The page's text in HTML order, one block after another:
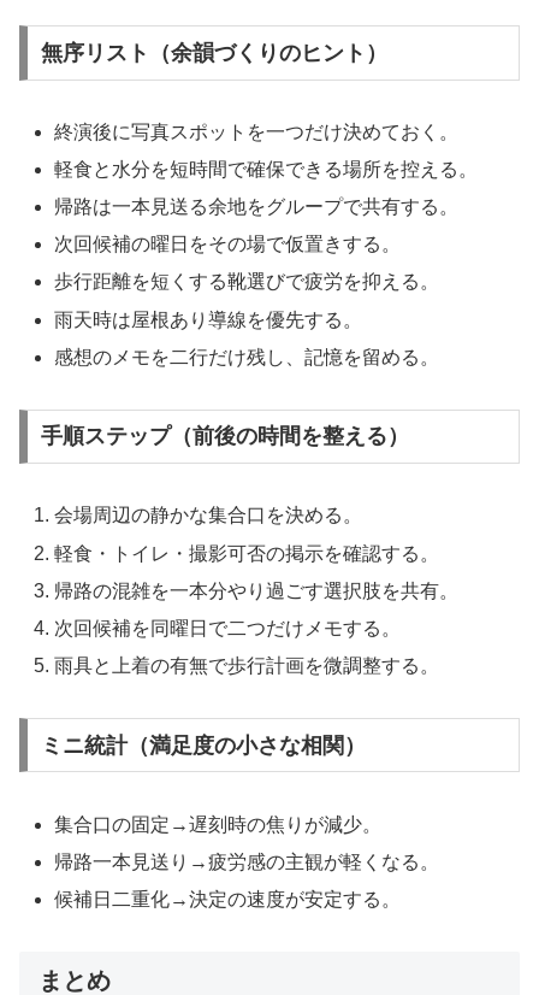
無序リスト（余韻づくりのヒント）
終演後に写真スポットを一つだけ決めておく。
軽食と水分を短時間で確保できる場所を控える。
帰路は一本見送る余地をグループで共有する。
次回候補の曜日をその場で仮置きする。
歩行距離を短くする靴選びで疲労を抑える。
雨天時は屋根あり導線を優先する。
感想のメモを二行だけ残し、記憶を留める。
手順ステップ（前後の時間を整える）
会場周辺の静かな集合口を決める。
軽食・トイレ・撮影可否の掲示を確認する。
帰路の混雑を一本分やり過ごす選択肢を共有。
次回候補を同曜日で二つだけメモする。
雨具と上着の有無で歩行計画を微調整する。
ミニ統計（満足度の小さな相関）
集合口の固定→遅刻時の焦りが減少。
帰路一本見送り→疲労感の主観が軽くなる。
候補日二重化→決定の速度が安定する。
まとめ